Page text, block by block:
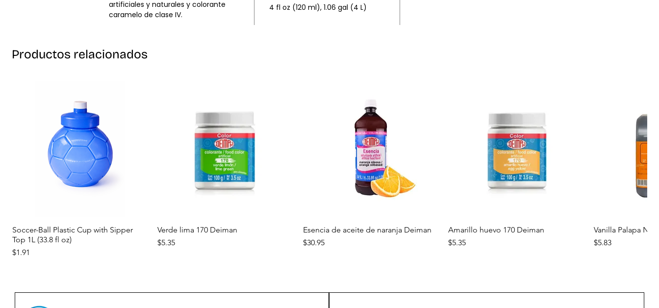
artificiales y naturales y colorante
caramelo de clase IV.
4 fl oz (120 ml), 1.06 gal (4 L)
Productos relacionados
Vista rápida
Soccer-Ball Plastic Cup with Sipper
Top 1L (33.8 fl oz)
Precio
$1.91
Vista rápida
Verde lima 170 Deiman
Precio
$5.35
Vista rápida
Esencia de aceite de naranja Deiman
Precio
$30.95
Vista rápida
Amarillo huevo 170 Deiman
Precio
$5.35
Vanilla Palapa
Precio
$5.83